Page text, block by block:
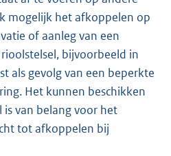
mogelijk het afkoppelen op
of aanleg van een
bijvoorbeeld in
als gevolg van een beperkte
Het kunnen beschikken
van belang voor het
tot afkoppelen bij